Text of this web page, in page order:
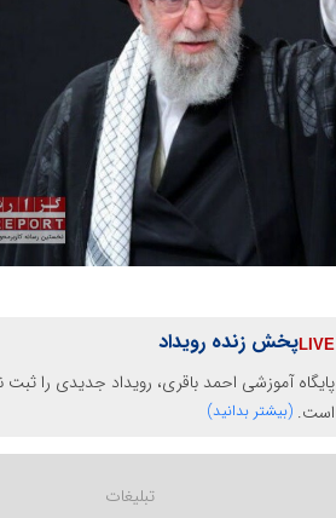
پخش زنده رویداد
پایگاه آموزشی احمد باقری، رویداد جدیدی را ثبت
است. (بیشتر بدانید)